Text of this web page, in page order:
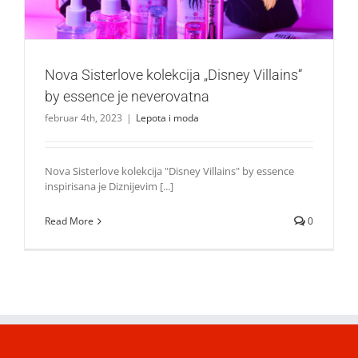
Nova Sisterlove kolekcija „Disney Villains“
by essence je neverovatna
februar 4th, 2023 | Lepota i moda
Nova Sisterlove kolekcija "Disney Villains" by essence
inspirisana je Diznijevim [...]
Read More 0